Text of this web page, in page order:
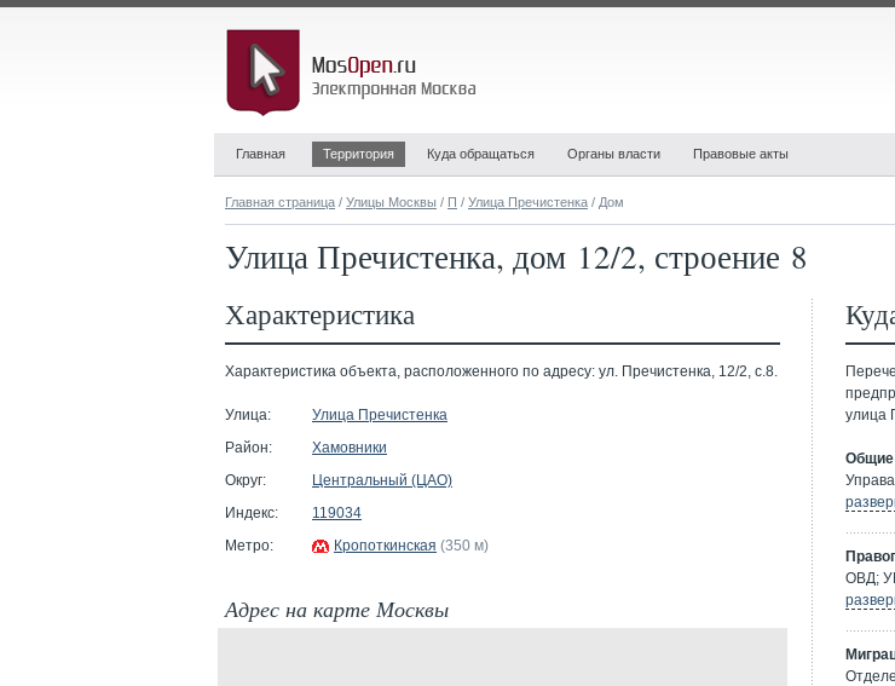
Главная Территория Куда обращаться Органы власти Правовые акты
Главная страница / Улицы Москвы / П / Улица Пречистенка / Дом
Улица Пречистенка, дом 12/2, строение 8
Характеристика
Характеристика объекта, расположенного по адресу: ул. Пречистенка, 12/2, с.8.
Улица:
Улица Пречистенка
Район:
Хамовники
Округ:
Центральный (ЦАО)
Индекс:
119034
Метро:
Кропоткинская (350 м)
Адрес на карте Москвы
улица
Общие
ОВД;